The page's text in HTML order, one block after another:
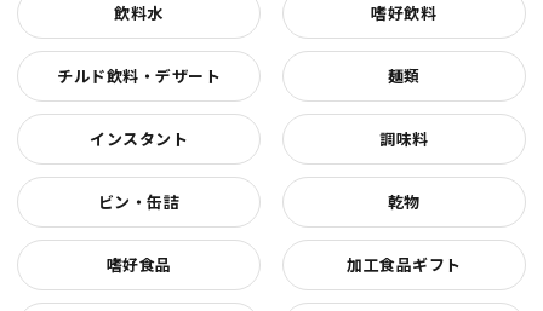
飲料水 嗜好飲料
チルド飲料・デザート 麺類
インスタント 調味料
ビン・缶詰 乾物
嗜好食品 加工食品ギフト